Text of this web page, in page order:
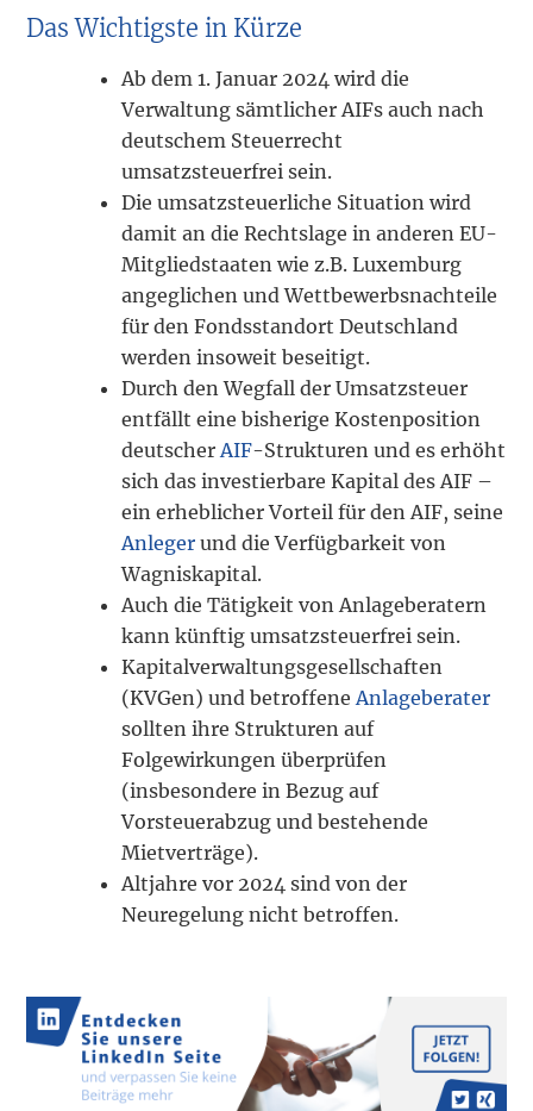
Das Wichtigste in Kürze
Ab dem 1. Januar 2024 wird die
Verwaltung sämtlicher AIFs auch nach
deutschem Steuerrecht
umsatzsteuerfrei sein.
Die umsatzsteuerliche Situation wird
damit an die Rechtslage in anderen EU-
Mitgliedstaaten wie z.B. Luxemburg
angeglichen und Wettbewerbsnachteile
für den Fondsstandort Deutschland
werden insoweit beseitigt.
Durch den Wegfall der Umsatzsteuer
entfällt eine bisherige Kostenposition
deutscherAIF-Strukturen und es erhöht
sich das investierbare Kapital des AIF –
ein erheblicher Vorteil für den AIF, seine
Anleger und die Verfügbarkeit von
Wagniskapital.
Auch die Tätigkeit von Anlageberatern
kann künftig umsatzsteuerfrei sein.
Kapitalverwaltungsgesellschaften
(KVGen) und betroffeneAnlageberater
sollten ihre Strukturen auf
Folgewirkungen überprüfen
(insbesondere in Bezug auf
Vorsteuerabzug und bestehende
Mietverträge).
Altjahre vor 2024 sind von der
Neuregelung nicht betroffen.